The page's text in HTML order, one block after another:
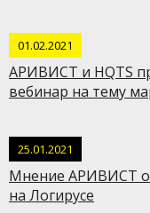
01.02.2021
АРИВИСТ и HQTS
вебинар на тему
25.01.2021
Мнение АРИВИСТ о
на Логирусе